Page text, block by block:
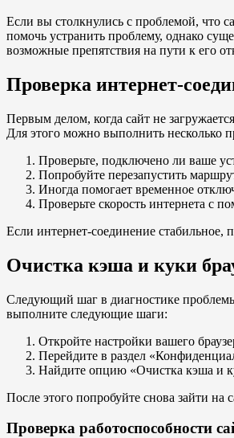
Если вы столкнулись с проблемой, что
помочь устранить проблему, однако
возможные препятствия на пути к его
Проверка интернет-
Первым делом, когда сайт не
Для этого можно выполнить несколько
Проверьте, подключено ли ваше
Попробуйте перезапустить
Иногда помогает временное
Проверьте скорость интернета с
Если интернет-соединение стабильное,
Очистка кэша и куки
Следующий шаг в диагностике
выполните следующие шаги:
Откройте настройки вашего
Перейдите в раздел
Найдите опцию «Очистка кэша и
После этого попробуйте снова зайти на
Проверка работоспособности